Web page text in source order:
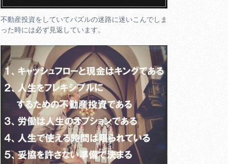
不動産投資をしていてパズルの迷路に迷いこんでしま
った時には必ず見返しています。